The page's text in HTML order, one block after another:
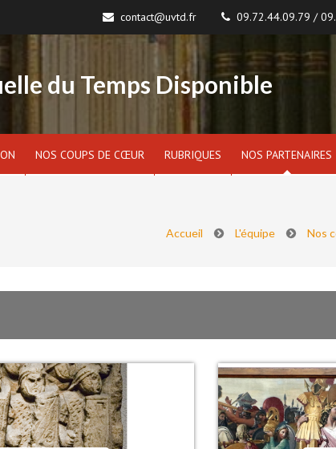
contact@uvtd.fr 09.72.44.09.79 /
du Temps Disponible
NOS COUPS DE CŒUR RUBRIQUES NOS PARTENAIRES
Accueil L'équipe Nos